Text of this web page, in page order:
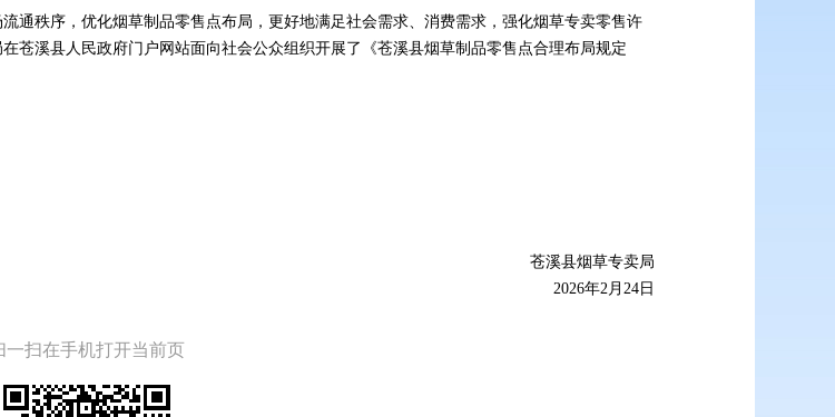
通秩序，优化烟草制品零售点布局，更好地满足社会需求、消费需求，强化烟草专卖零售许
苍溪县人民政府门户网站面向社会公众组织开展了《苍溪县烟草制品零售点合理布局规定
苍溪县烟草专卖局
2026年2月24日
一扫在手机打开当前页